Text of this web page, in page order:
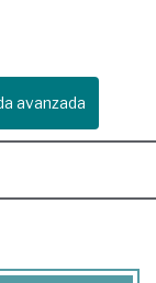
avanzada